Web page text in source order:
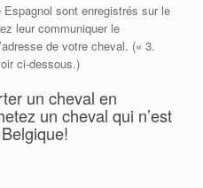
sont enregistrés sur le
leur communiquer le
de votre cheval. (« 3.
ci-dessous.)
un cheval en
un cheval qui n’est